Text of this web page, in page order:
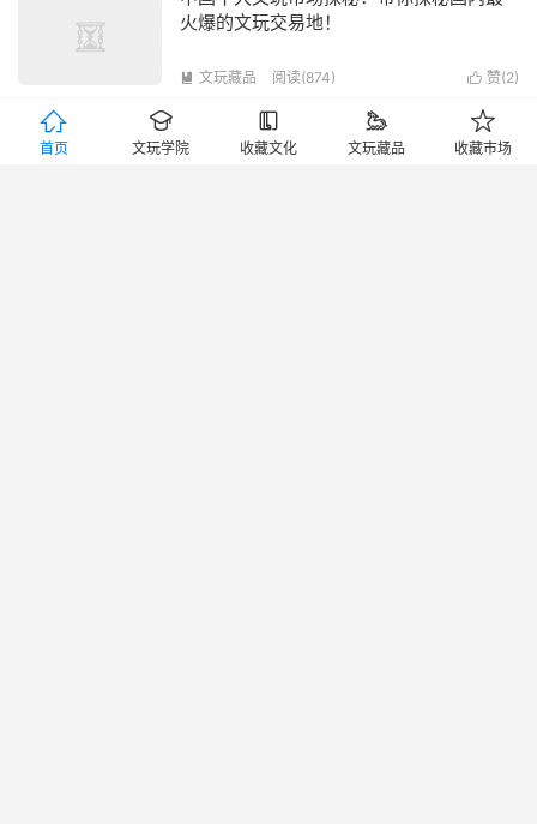
火爆的文玩交易地！
 赞(2)
 文玩藏品 阅读(874)
文玩市场十年疯狂落幕 大量文玩品种无人
问津

首页

文玩学院

收藏文化

文玩藏品

收藏市场